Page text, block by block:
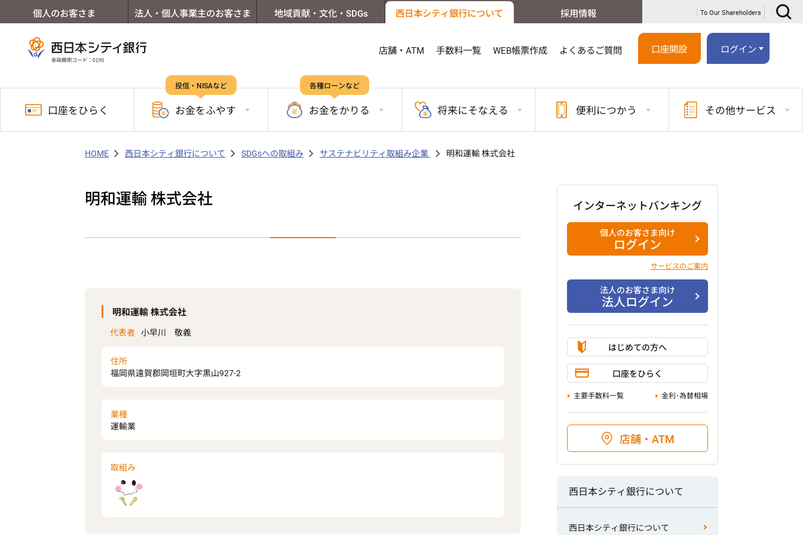
個人のお客さま 法人・個人事業主のお客さま 地域貢献・文化・SDGs 西日本シティ銀行について 採用情報 To Our Shareholders
店舗・ATM 手数料一覧 WEB帳票作成 よくあるご質問 口座開設 ログイン
口座を ひらく
投信・NISAなど
お金をふやす
各種ローンなど
お金をかりる 将来にそなえる 便利につかう その他サービス
HOME 西日本シティ銀行について SDGsへの取組み サステナビリティ取組み企業 明和運輸 株式会社
明和運輸 株式会社
明和運輸 株式会社
代表者 小早川 敬義
住所
福岡県遠賀郡岡垣町大字黒山927-2
業種
運輸業
取組み
インターネットバンキング
個人のお客さま向け
ログイン
サービスのご案内
法人のお客さま向け
法人ログイン
はじめての方へ
口座をひらく
主要手数料一覧 金利･為替相場
店舗・ATM
西日本シティ銀行について
西日本シティ銀行について